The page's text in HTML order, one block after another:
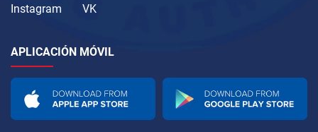
Instagram
VK
APLICACIÓN MÓVIL